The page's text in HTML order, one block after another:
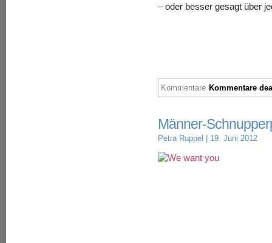
– oder besser gesagt über
Kommentare Kommentare
Männer-
Petra Ruppel | 19. Juni 2012